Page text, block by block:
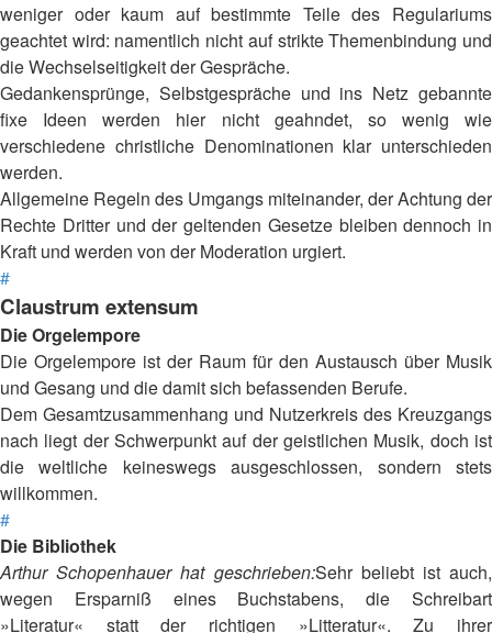
weniger oder kaum auf bestimmte Teile des Regulariums
geachtet wird: namentlich nicht auf strikte Themenbindung und
die Wechselseitigkeit der Gespräche.
Gedankensprünge, Selbstgespräche und ins Netz gebannte
fixe Ideen werden hier nicht geahndet, so wenig wie
verschiedene christliche Denominationen klar unterschieden
werden.
Allgemeine Regeln des Umgangs miteinander, der Achtung der
Rechte Dritter und der geltenden Gesetze bleiben dennoch in
Kraft und werden von der Moderation urgiert.
#
Claustrum extensum
Die Orgelempore
Die Orgelempore ist der Raum für den Austausch über Musik
und Gesang und die damit sich befassenden Berufe.
Dem Gesamtzusammenhang und Nutzerkreis des Kreuzgangs
nach liegt der Schwerpunkt auf der geistlichen Musik, doch ist
die weltliche keineswegs ausgeschlossen, sondern stets
willkommen.
#
Die Bibliothek
Arthur Schopenhauer hat geschrieben:Sehr beliebt ist auch,
wegen Ersparniß eines Buchstabens, die Schreibart
»Literatur« statt der richtigen »Litteratur«. Zu ihrer